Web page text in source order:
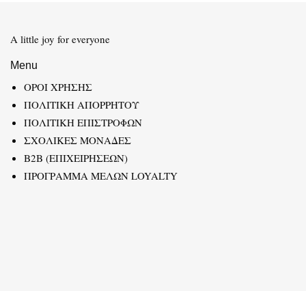
A little joy for everyone
Menu
ΟΡΟΙ ΧΡΗΣΗΣ
ΠΟΛΙΤΙΚΗ ΑΠΟΡΡΗΤΟΥ
ΠΟΛΙΤΙΚΗ ΕΠΙΣΤΡΟΦΩΝ
ΣΧΟΛΙΚΕΣ ΜΟΝΑΔΕΣ
B2B (ΕΠΙΧΕΙΡΗΣΕΩΝ)
ΠΡΟΓΡΑΜΜΑ ΜΕΛΩΝ LOYALTY